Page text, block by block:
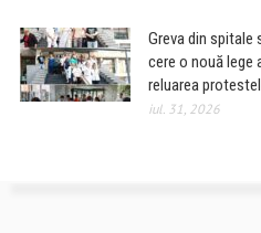
Greva din spitale
cere o nouă lege
reluarea
iul. 31, 2026